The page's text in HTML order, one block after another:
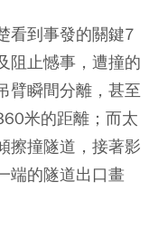
看到事發的關鍵7
阻止憾事，遭撞的
臂瞬間分離，甚至
米的距離；而太
擦撞隧道，接著影
端的隧道出口畫